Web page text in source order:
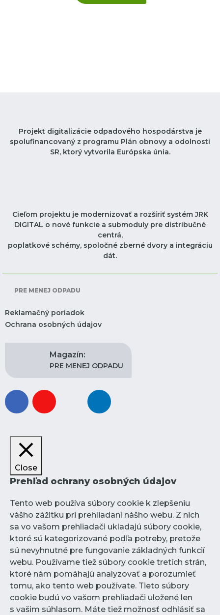
Projekt digitalizácie odpadového hospodárstva je
spolufinancovaný z programu Plán obnovy a odolnosti
SR, ktorý vytvorila Európska únia.
Cieľom projektu je modernizovať a rozšíriť systém JRK
DIGITAL o nové funkcie a submoduly pre distribučné
centrá,
poplatkové schémy, spoločné zberné dvory a integráciu
dát.
PRE MENEJ ODPADU
Reklamačný poriadok
Ochrana osobných údajov
Magazín:
PRE MENEJ ODPADU
facebookyoutube instagramlinkedin
Close
Prehľad ochrany osobných údajov
Tento web používa súbory cookie k zlepšeniu
vášho zážitku pri prehliadaní nášho webu. Z nich
sa vo vašom prehliadači ukladajú súbory cookie,
ktoré sú kategorizované podľa potreby, pretože
sú nevyhnutné pre fungovanie základných funkcií
webu. Používame tiež súbory cookie tretích strán,
ktoré nám pomáhajú analyzovať a porozumieť
tomu, ako tento web používate. Tieto súbory
cookie budú vo vašom prehliadači uložené len
s vašim súhlasom. Máte tiež možnosť odhlásiť sa